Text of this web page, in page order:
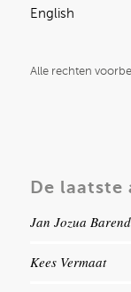
English
Alle rechten
De laatste
Jan Jozua
Kees Vermaat